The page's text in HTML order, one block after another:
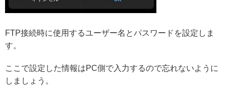
FTP接続時に使用するユーザー名とパスワードを設定しま
す。
ここで設定した情報はPC側で入力するので忘れないように
しましょう。